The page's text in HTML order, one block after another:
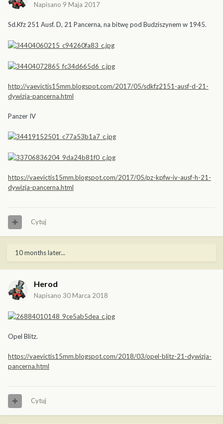
Napisano 9 Maja 2017
Sd.Kfz 251 Ausf. D, 21 Pancerna, na bitwę pod Budziszynem w 1945.
http://vaevictis15mm.blogspot.com/2017/05/sdkfz2151-ausf-d-21-
dywizja-pancerna.html
Panzer IV
https://vaevictis15mm.blogspot.com/2017/05/pz-kpfw-iv-ausf-h-21-
dywizja-pancerna.html
Cytuj
10 months later...
Herod
Napisano 30 Marca 2018
Opel Blitz.
https://vaevictis15mm.blogspot.com/2018/03/opel-blitz-21-dywizja-
pancerna.html
Cytuj